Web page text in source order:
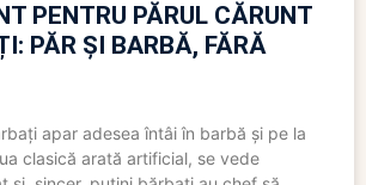
PENTRU PĂRUL CĂRUNT
PĂR ȘI BARBĂ, FĂRĂ
apar adesea întâi în barbă și pe la
clasică arată artificial, se vede